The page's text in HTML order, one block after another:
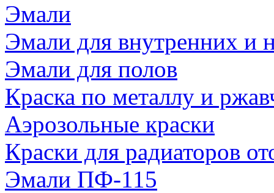
Эмали
Эмали для внутренних и
Эмали для полов
Краска по металлу и
Аэрозольные краски
Краски для радиаторов
Эмали ПФ-115